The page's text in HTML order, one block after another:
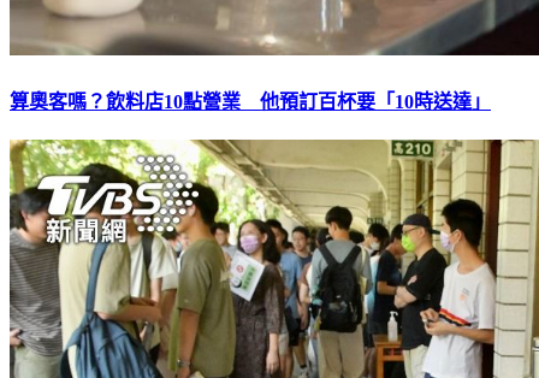
算奧客嗎？飲料店10點營業 他預訂百杯要「10時送達」